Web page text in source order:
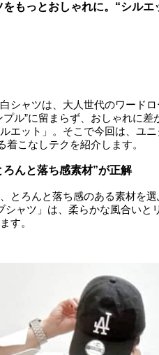
をもっとおしゃれに。“シル
シャツは、大人世代のワード
ル”に留まらず、おしゃれに
エット」。そこで今回は、ユ
着こなしテクを紹介します。
ろんと落ち感素材”が正解
とろんと落ち感のある素材を
シャツ」は、柔らかな風合いと
す。